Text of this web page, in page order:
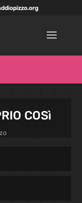
COSì